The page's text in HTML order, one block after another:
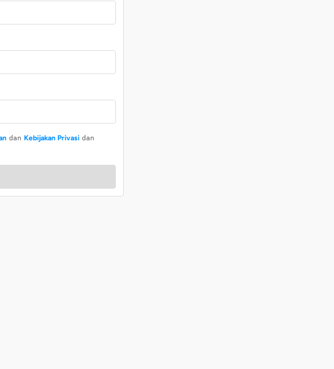
dan Kebijakan Privasi dan